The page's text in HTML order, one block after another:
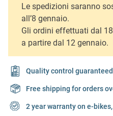
Le spedizioni saranno
all’8 gennaio.
Gli ordini effettuati dal
a partire dal 12 gennaio.
Quality control
Free shipping for orders
2 year warranty on e-